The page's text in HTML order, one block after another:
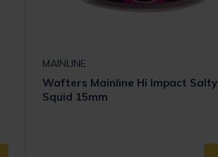
MAINLINE
Wafters Mainline Hi Impact Salty
Squid 15mm